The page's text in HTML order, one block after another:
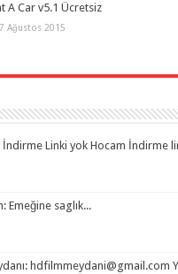
A Car v5.1 Ücretsiz
Ağustos 2015
Linki yok Hocam İndirme
Emeğine saglık...
hdfilmmeydani@gmail.com